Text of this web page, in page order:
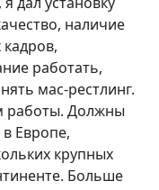
наличие
работать,
мас-рестлинг.
Должны
Европе,
крупных
Больше